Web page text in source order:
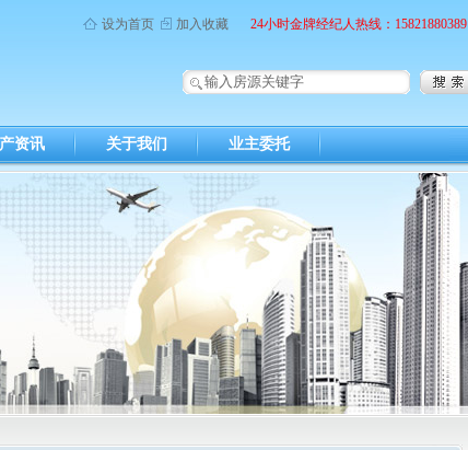
设为首页 加入收藏 24小时金牌经纪人热线：15821880389
资讯 关于我们 业主委托